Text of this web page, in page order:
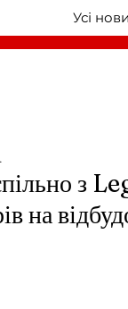
Усі
з
на